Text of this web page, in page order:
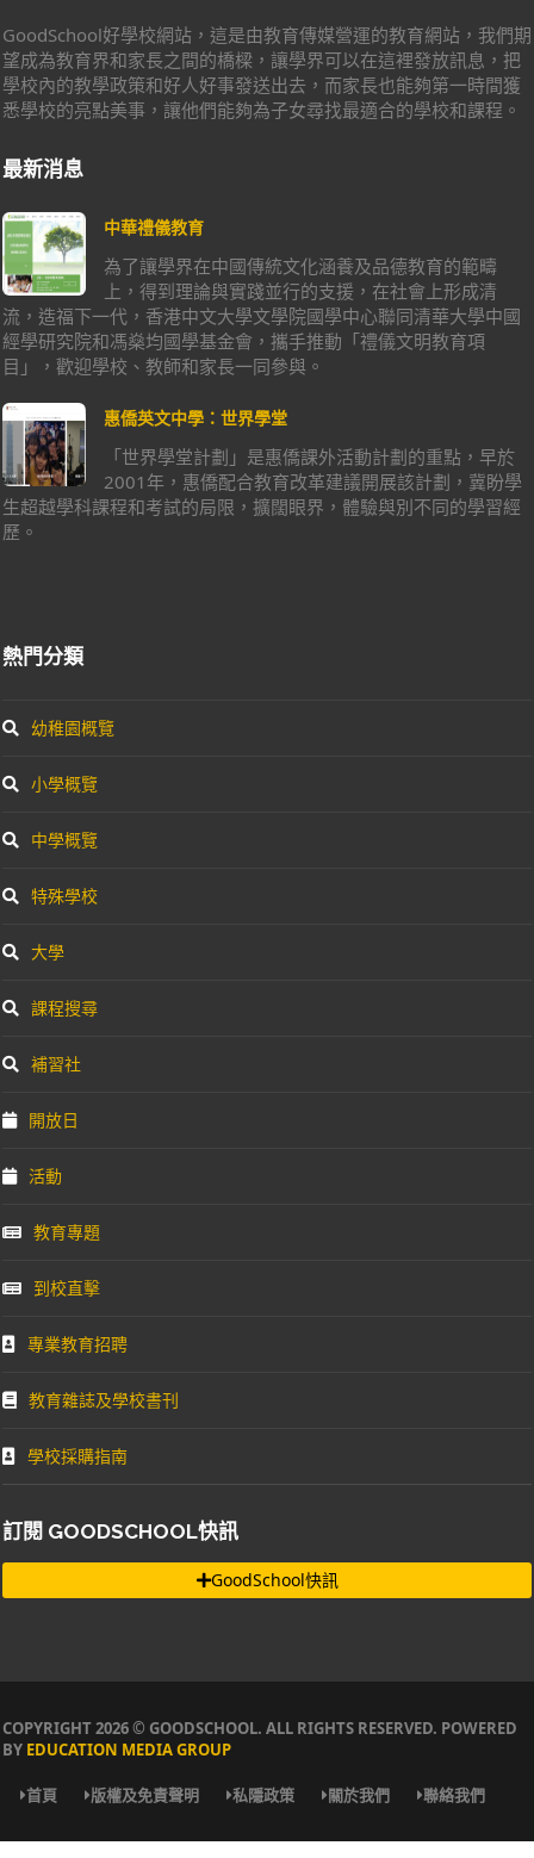
GoodSchool好學校網站，這是由教育傳媒營運的教育網站，我們期
望成為教育界和家長之間的橋樑，讓學界可以在這裡發放訊息，把
學校內的教學政策和好人好事發送出去，而家長也能夠第一時間獲
悉學校的亮點美事，讓他們能夠為子女尋找最適合的學校和課程。
最新消息
中華禮儀教育
為了讓學界在中國傳統文化涵養及品德教育的範疇
上，得到理論與實踐並行的支援，在社會上形成清
流，造福下一代，香港中文大學文學院國學中心聯同清華大學中國
經學研究院和馮燊均國學基金會，攜手推動「禮儀文明教育項
目」，歡迎學校、教師和家長一同參與。
惠僑英文中學：世界學堂
「世界學堂計劃」是惠僑課外活動計劃的重點，早於
2001年，惠僑配合教育改革建議開展該計劃，冀盼學
生超越學科課程和考試的局限，擴闊眼界，體驗與別不同的學習經
歷。
熱門分類
幼稚園概覽
小學概覽
中學概覽
特殊學校
大學
課程搜尋
補習社
開放日
活動
教育專題
到校直擊
專業教育招聘
教育雜誌及學校書刊
學校採購指南
訂閱 GOODSCHOOL快訊
GoodSchool快訊
COPYRIGHT 2026 © GOODSCHOOL. ALL RIGHTS RESERVED. POWERED
BY EDUCATION MEDIA GROUP
首頁 版權及免責聲明 私隱政策 關於我們 聯絡我們